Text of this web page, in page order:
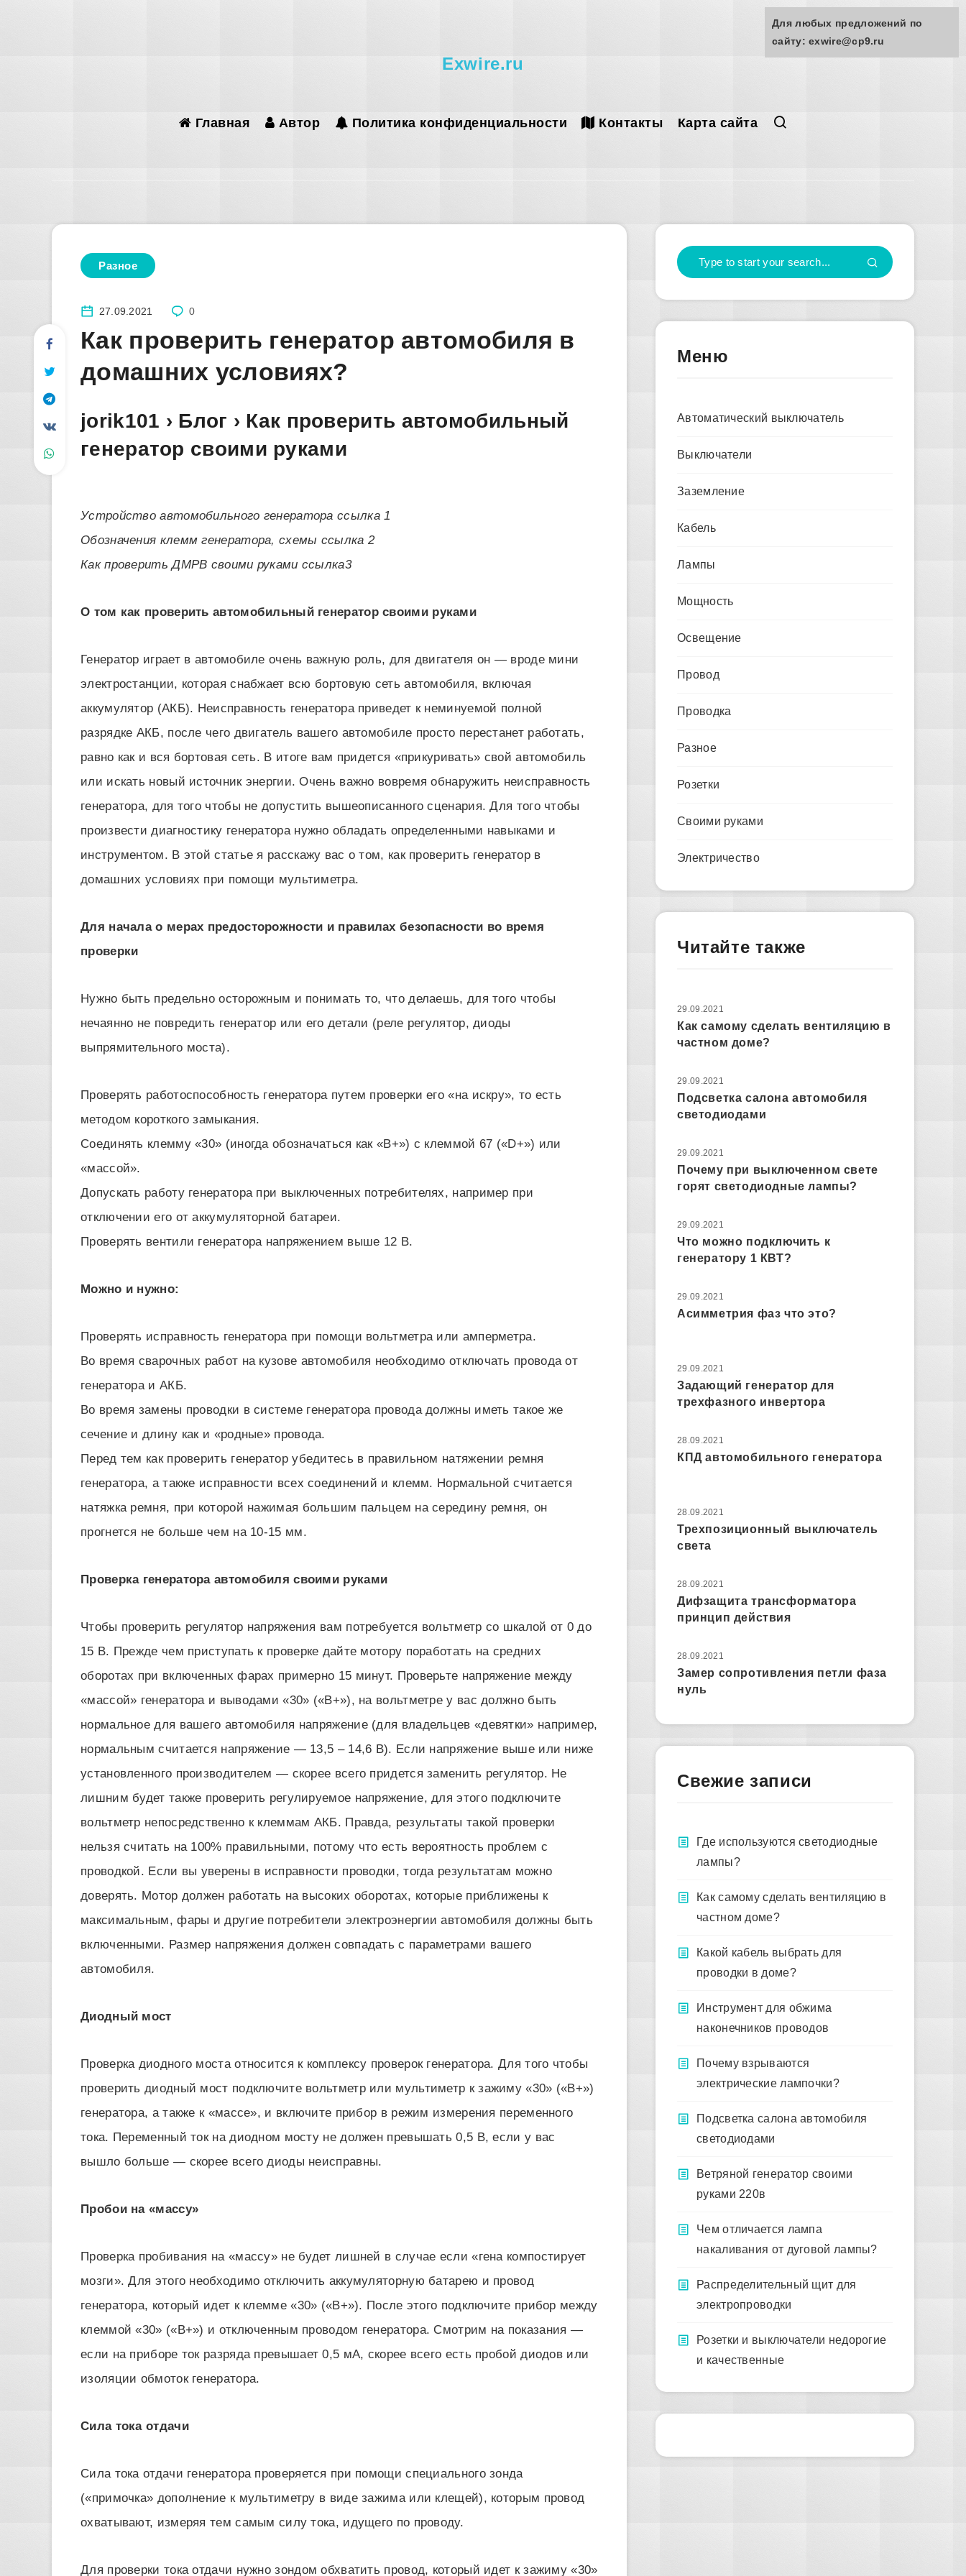
Exwire.ru
Главная Автор Политика конфиденциальности Контакты Карта сайта
Разное
27.09.2021 0
Как проверить генератор автомобиля в
домашних условиях?
jorik101 › Блог › Как проверить автомобильный
генератор своими руками
Устройство автомобильного генератора ссылка 1
Обозначения клемм генератора, схемы ссылка 2
Как проверить ДМРВ своими руками ссылка3
О том как проверить автомобильный генератор своими руками
Генератор играет в автомобиле очень важную роль, для двигателя он — вроде мини
электростанции, которая снабжает всю бортовую сеть автомобиля, включая
аккумулятор (АКБ). Неисправность генератора приведет к неминуемой полной
разрядке АКБ, после чего двигатель вашего автомобиле просто перестанет работать,
равно как и вся бортовая сеть. В итоге вам придется «прикуривать» свой автомобиль
или искать новый источник энергии. Очень важно вовремя обнаружить неисправность
генератора, для того чтобы не допустить вышеописанного сценария. Для того чтобы
произвести диагностику генератора нужно обладать определенными навыками и
инструментом. В этой статье я расскажу вас о том, как проверить генератор в
домашних условиях при помощи мультиметра.
Для начала о мерах предосторожности и правилах безопасности во время
проверки
Нужно быть предельно осторожным и понимать то, что делаешь, для того чтобы
нечаянно не повредить генератор или его детали (реле регулятор, диоды
выпрямительного моста).
Проверять работоспособность генератора путем проверки его «на искру», то есть
методом короткого замыкания.
Соединять клемму «30» (иногда обозначаться как «В+») с клеммой 67 («D+») или
«массой».
Допускать работу генератора при выключенных потребителях, например при
отключении его от аккумуляторной батареи.
Проверять вентили генератора напряжением выше 12 В.
Можно и нужно:
Проверять исправность генератора при помощи вольтметра или амперметра.
Во время сварочных работ на кузове автомобиля необходимо отключать провода от
генератора и АКБ.
Во время замены проводки в системе генератора провода должны иметь такое же
сечение и длину как и «родные» провода.
Перед тем как проверить генератор убедитесь в правильном натяжении ремня
генератора, а также исправности всех соединений и клемм. Нормальной считается
натяжка ремня, при которой нажимая большим пальцем на середину ремня, он
прогнется не больше чем на 10-15 мм.
Проверка генератора автомобиля своими руками
Чтобы проверить регулятор напряжения вам потребуется вольтметр со шкалой от 0 до
15 В. Прежде чем приступать к проверке дайте мотору поработать на средних
оборотах при включенных фарах примерно 15 минут. Проверьте напряжение между
«массой» генератора и выводами «30» («В+»), на вольтметре у вас должно быть
нормальное для вашего автомобиля напряжение (для владельцев «девятки» например,
нормальным считается напряжение — 13,5 – 14,6 В). Если напряжение выше или ниже
установленного производителем — скорее всего придется заменить регулятор. Не
лишним будет также проверить регулируемое напряжение, для этого подключите
вольтметр непосредственно к клеммам АКБ. Правда, результаты такой проверки
нельзя считать на 100% правильными, потому что есть вероятность проблем с
проводкой. Если вы уверены в исправности проводки, тогда результатам можно
доверять. Мотор должен работать на высоких оборотах, которые приближены к
максимальным, фары и другие потребители электроэнергии автомобиля должны быть
включенными. Размер напряжения должен совпадать с параметрами вашего
автомобиля.
Диодный мост
Проверка диодного моста относится к комплексу проверок генератора. Для того чтобы
проверить диодный мост подключите вольтметр или мультиметр к зажиму «30» («В+»)
генератора, а также к «массе», и включите прибор в режим измерения переменного
тока. Переменный ток на диодном мосту не должен превышать 0,5 В, если у вас
вышло больше — скорее всего диоды неисправны.
Пробои на «массу»
Проверка пробивания на «массу» не будет лишней в случае если «гена компостирует
мозги». Для этого необходимо отключить аккумуляторную батарею и провод
генератора, который идет к клемме «30» («В+»). После этого подключите прибор между
клеммой «30» («В+») и отключенным проводом генератора. Смотрим на показания —
если на приборе ток разряда превышает 0,5 мА, скорее всего есть пробой диодов или
изоляции обмоток генератора.
Сила тока отдачи
Сила тока отдачи генератора проверяется при помощи специального зонда
(«примочка» дополнение к мультиметру в виде зажима или клещей), которым провод
охватывают, измеряя тем самым силу тока, идущего по проводу.
Для проверки тока отдачи нужно зондом обхватить провод, который идет к зажиму «30»
Меню
Автоматический выключатель
Выключатели
Заземление
Кабель
Лампы
Мощность
Освещение
Провод
Проводка
Разное
Розетки
Своими руками
Электричество
Читайте также
29.09.2021
Как самому сделать вентиляцию в
частном доме?
29.09.2021
Подсветка салона автомобиля
светодиодами
29.09.2021
Почему при выключенном свете
горят светодиодные лампы?
29.09.2021
Что можно подключить к
генератору 1 КВТ?
29.09.2021
Асимметрия фаз что это?
29.09.2021
Задающий генератор для
трехфазного инвертора
28.09.2021
КПД автомобильного генератора
28.09.2021
Трехпозиционный выключатель
света
28.09.2021
Дифзащита трансформатора
принцип действия
28.09.2021
Замер сопротивления петли фаза
нуль
Свежие записи
Где используются светодиодные
лампы?
Как самому сделать вентиляцию в
частном доме?
Какой кабель выбрать для
проводки в доме?
Инструмент для обжима
наконечников проводов
Почему взрываются
электрические лампочки?
Подсветка салона автомобиля
светодиодами
Ветряной генератор своими
руками 220в
Чем отличается лампа
накаливания от дуговой лампы?
Распределительный щит для
электропроводки
Розетки и выключатели недорогие
и качественные
Для любых предложений по
сайту: exwire@cp9.ru